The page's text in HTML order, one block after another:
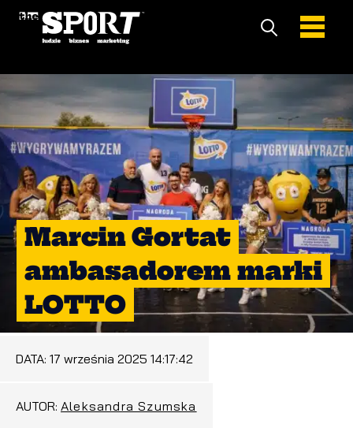
Marcin Gortat
ambasadorem marki
LOTTO
DATA: 17 września 2025 14:17:42
AUTOR: Aleksandra Szumska